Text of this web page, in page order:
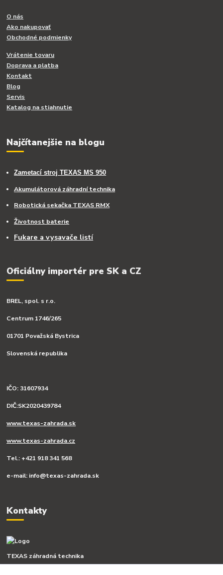
O nás
Ako nakupovať
Obchodné podmienky
Vrátenie tovaru
Doprava a platba
Kontakt
Blog
Servis
Katalog na stiahnutie
Najčítanejšie na blogu
Zametací stroj TEXAS MS 950
Akumulátorová záhradní technika
Robotická sekačka TEXAS RMX
Životnost baterie
Fukare a vysavače listí
Oficiálny importér pre SK a CZ
BREL, spol. s r.o.
Centrum 1746/265
01701 Považská Bystrica
Slovenská republika
IČO: 31607934
DIČ:SK2020439784
www.texas-zahrada.sk
www.texas-zahrada.cz
Tel.: +421 918 341 568
e-mail: info@texas-zahrada.sk
Kontakty
TEXAS záhradná technika